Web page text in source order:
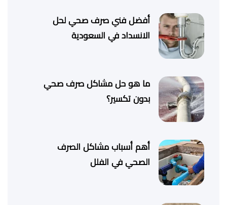
أفضل فني صرف صحي لحل
الانسداد في السعودية
ما هو حل مشاكل صرف صحي
بدون تكسير؟
أهم أسباب مشاكل الصرف
الصحي في الفلل